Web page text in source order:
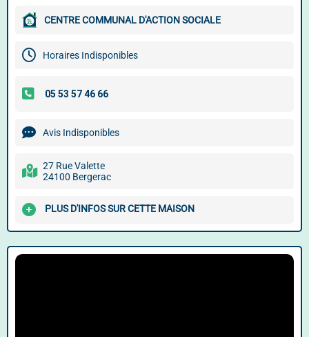
CENTRE COMMUNAL D'ACTION SOCIALE
Horaires Indisponibles
Avis Indisponibles
27 Rue Valette
24100 Bergerac
PLUS D'INFOS SUR CETTE MAISON